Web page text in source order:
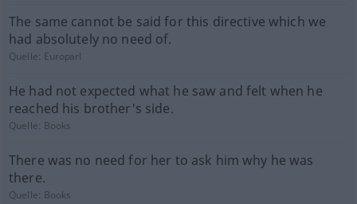
The same cannot be said for this directive which we
had absolutely no need of.
Quelle: Europarl
He had not expected what he saw and felt when he
reached his brother's side.
Quelle: Books
There was no need for her to ask him why he was
there.
Quelle: Books